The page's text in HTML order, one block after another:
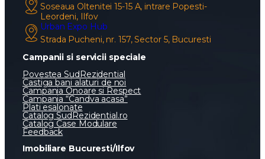
Soseaua Oltenitei 15-15 A, intrare Popesti-
Leordeni, Ilfov
Urban Expo Hub
Strada Pucheni, nr. 157, Sector 5, Bucuresti
Campanii si servicii speciale
Povestea SudRezidential
Castiga bani alaturi de noi
Campania Onoare si Respect
Campania “Candva acasa”
Plati esalonate
Catalog SudRezidential.ro
Catalog Case Modulare
Feedback
Imobiliare Bucuresti/Ilfov